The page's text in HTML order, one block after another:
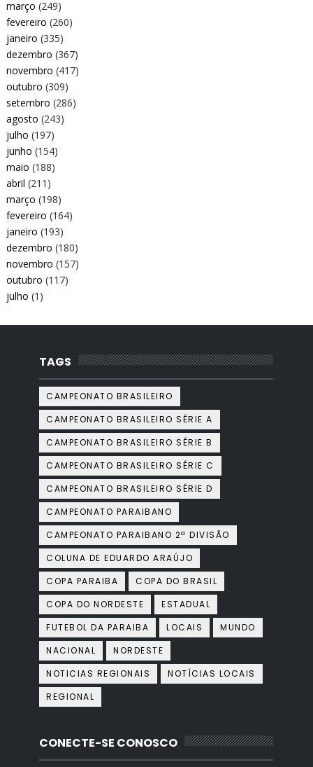
março (249)
fevereiro (260)
janeiro (335)
dezembro (367)
novembro (417)
outubro (309)
setembro (286)
agosto (243)
julho (197)
junho (154)
maio (188)
abril (211)
março (198)
fevereiro (164)
janeiro (193)
dezembro (180)
novembro (157)
outubro (117)
julho (1)
TAGS
CAMPEONATO BRASILEIRO
CAMPEONATO BRASILEIRO SÉRIE A
CAMPEONATO BRASILEIRO SÉRIE B
CAMPEONATO BRASILEIRO SÉRIE C
CAMPEONATO BRASILEIRO SÉRIE D
CAMPEONATO PARAIBANO
CAMPEONATO PARAIBANO 2ª DIVISÃO
COLUNA DE EDUARDO ARAÚJO
COPA PARAIBA
COPA DO BRASIL
COPA DO NORDESTE
ESTADUAL
FUTEBOL DA PARAIBA
LOCAIS
MUNDO
NACIONAL
NORDESTE
NOTICIAS REGIONAIS
NOTÍCIAS LOCAIS
REGIONAL
CONECTE-SE CONOSCO